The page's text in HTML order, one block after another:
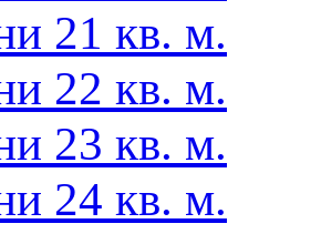
21 кв. м.
22 кв. м.
23 кв. м.
24 кв. м.